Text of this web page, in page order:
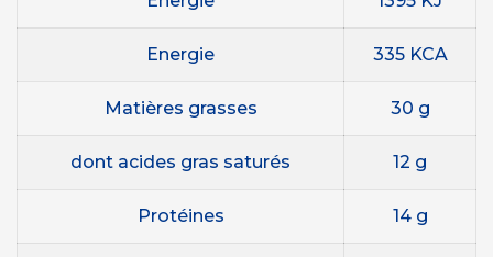
Energie 335 KCA
Matières grasses 30 g
dont acides gras saturés 12 g
Protéines 14 g